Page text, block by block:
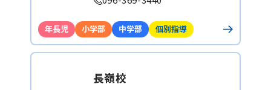
年長児 小学部 中学部 個別指導
長嶺校